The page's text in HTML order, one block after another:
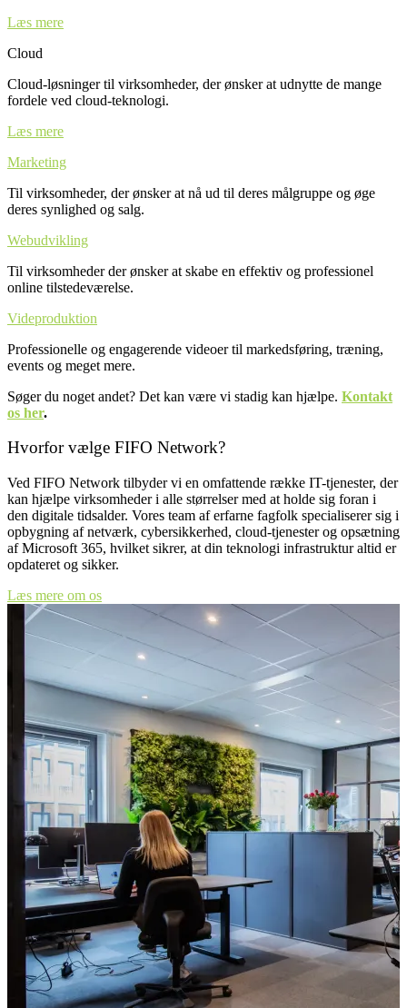
Læs mere
Cloud
Cloud-løsninger til virksomheder, der ønsker at udnytte de mange
fordele ved cloud-teknologi.
Læs mere
Marketing
Til virksomheder, der ønsker at nå ud til deres målgruppe og øge
deres synlighed og salg.
Webudvikling
Til virksomheder der ønsker at skabe en effektiv og professionel
online tilstedeværelse.
Videproduktion
Professionelle og engagerende videoer til markedsføring, træning,
events og meget mere.
Søger du noget andet? Det kan være vi stadig kan hjælpe. Kontakt
os her.
Hvorfor vælge FIFO Network?
Ved FIFO Network tilbyder vi en omfattende række IT-tjenester, der
kan hjælpe virksomheder i alle størrelser med at holde sig foran i
den digitale tidsalder. Vores team af erfarne fagfolk specialiserer sig i
opbygning af netværk, cybersikkerhed, cloud-tjenester og opsætning
af Microsoft 365, hvilket sikrer, at din teknologi infrastruktur altid er
opdateret og sikker.
Læs mere om os